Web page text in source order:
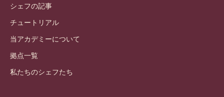
シェフの記事
チュートリアル
当アカデミーについて
拠点一覧
私たちのシェフたち